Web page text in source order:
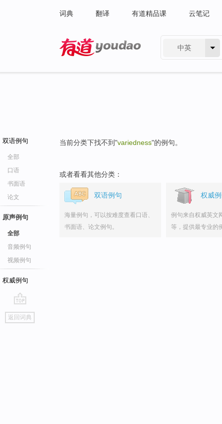
词典 翻译 有道精品课 云笔记
中英
双语例句
全部
口语
书面语
论文
原声例句
全部
音频例句
视频例句
权威例句
go
top
返回词典
当前分类下找不到"variedness"的例句。
或者看看其他分类：
双语例句
海量例句，可以按难度查看口语、
书面语、论文例句。
权威
例句来自权威英文
等，提供最专业的